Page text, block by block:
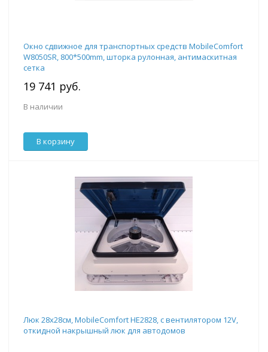
Окно сдвижное для транспортных средств MobileComfort
W8050SR, 800*500mm, шторка рулонная, антимаскитная
сетка
19 741 руб.
В наличии
В корзину
Люк 28x28см, MobileComfort HE2828, с вентилятором 12V,
откидной накрышный люк для автодомов